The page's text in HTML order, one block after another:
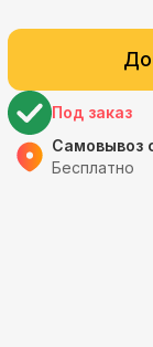
Под заказ
Самовывоз
Бесплатно